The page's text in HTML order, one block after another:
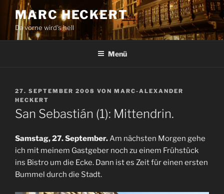
Zum
Inhalt
springen
MARC HECKERT
Da vorne wird's hell
Menü
VERÖFFENTLICHT
AM
27. SEPTEMBER 2008 VON MARC-ALEXANDER
HECKERT
San Sebastián (1): Mittendrin.
Samstag, 27. September.Am nächsten Morgen gehe
ich mit meinem Gastgeber noch zu einem Frühstück
ins Bistro um die Ecke. Dann ist es Zeit für einen ersten
Bummel durch die Stadt.